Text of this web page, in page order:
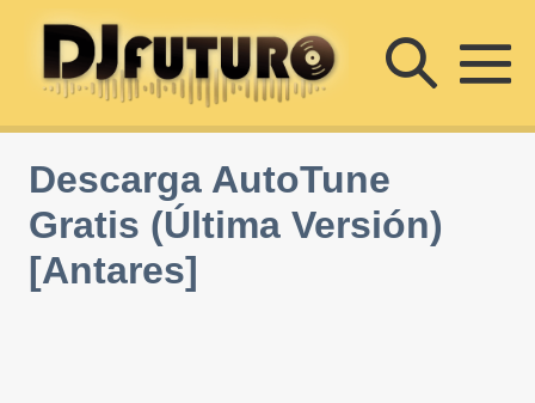
contenido
Descarga AutoTune
Gratis (Última Versión)
[Antares]